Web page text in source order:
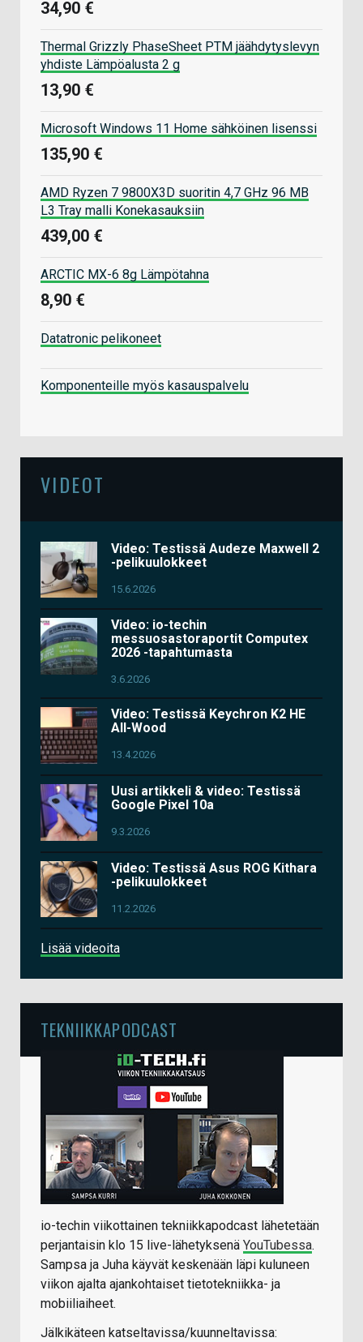
34,90 €
Thermal Grizzly PhaseSheet PTM jäähdytyslevyn
yhdiste Lämpöalusta 2 g
13,90 €
Microsoft Windows 11 Home sähköinen lisenssi
135,90 €
AMD Ryzen 7 9800X3D suoritin 4,7 GHz 96 MB
L3 Tray malli Konekasauksiin
439,00 €
ARCTIC MX-6 8g Lämpötahna
8,90 €
Datatronic pelikoneet
Komponenteille myös kasauspalvelu
VIDEOT
Video: Testissä Audeze Maxwell 2
-pelikuulokkeet
15.6.2026
Video: io-techin
messuosastoraportit Computex
2026 -tapahtumasta
3.6.2026
Video: Testissä Keychron K2 HE
All-Wood
13.4.2026
Uusi artikkeli & video: Testissä
Google Pixel 10a
9.3.2026
Video: Testissä Asus ROG Kithara
-pelikuulokkeet
11.2.2026
Lisää videoita
TEKNIIKKAPODCAST
io-techin viikottainen tekniikkapodcast lähetetään
perjantaisin klo 15 live-lähetyksenä YouTubessa.
Sampsa ja Juha käyvät keskenään läpi kuluneen
viikon ajalta ajankohtaiset tietotekniikka- ja
mobiiliaiheet.
Jälkikäteen katseltavissa/kuunneltavissa: